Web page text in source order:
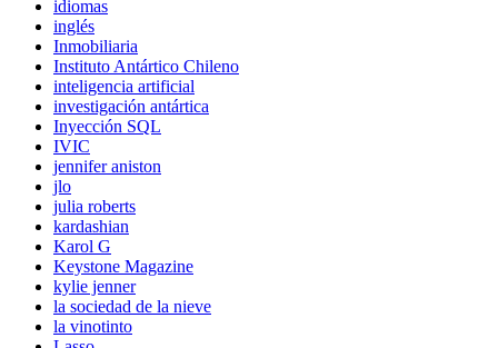
idiomas
inglés
Inmobiliaria
Instituto Antártico Chileno
inteligencia artificial
investigación antártica
Inyección SQL
IVIC
jennifer aniston
jlo
julia roberts
kardashian
Karol G
Keystone Magazine
kylie jenner
la sociedad de la nieve
la vinotinto